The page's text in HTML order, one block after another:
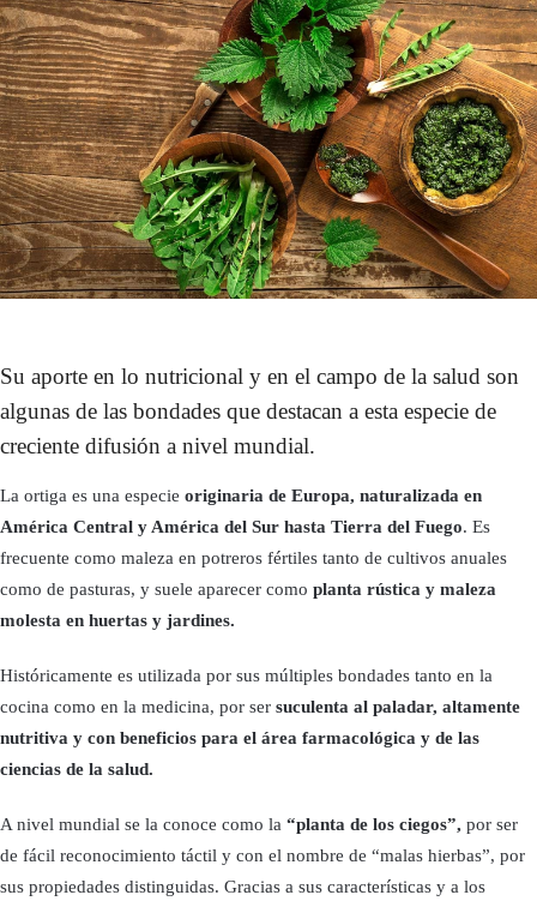
Su aporte en lo nutricional y en el campo de la salud son
algunas de las bondades que destacan a esta especie de
creciente difusión a nivel mundial.
La ortiga es una especie originaria de Europa, naturalizada en
América Central y América del Sur hasta Tierra del Fuego. Es
frecuente como maleza en potreros fértiles tanto de cultivos anuales
como de pasturas, y suele aparecer como planta rústica y maleza
molesta en huertas y jardines.
Históricamente es utilizada por sus múltiples bondades tanto en la
cocina como en la medicina, por ser suculenta al paladar, altamente
nutritiva y con beneficios para el área farmacológica y de las
ciencias de la salud.
A nivel mundial se la conoce como la “planta de los ciegos”, por ser
de fácil reconocimiento táctil y con el nombre de “malas hierbas”, por
sus propiedades distinguidas. Gracias a sus características y a los